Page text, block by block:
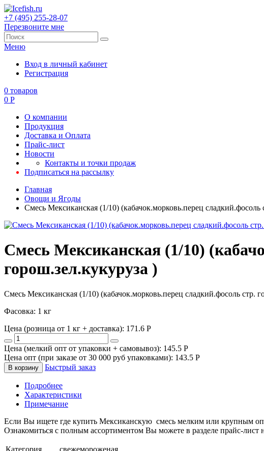
+7 (495) 255-28-07
Перезвоните мне
Меню
Вход в личный кабинет
Регистрация
0 товаров
0 Р
О компании
Продукция
Доставка и Оплата
Прайс-лист
Новости
Контакты и точки продаж
Подписаться на рассылку
Главная
Овощи и Ягоды
Смесь Мексиканская (1/10) (кабачок.морковь.перец сладкий.фосоль
Смесь Мексиканская (1/10)
горош.зел.кукуруза )
Смесь Мексиканская (1/10) (кабачок.морковь.перец сладкий.фосоль стр.
Фасовка: 1 кг
Цена (розница от 1 кг + доставка): 171.6 P
Цена (мелкий опт от упаковки + самовывоз): 145.5 P
Цена опт (при заказе от 30 000 руб упаковками): 143.5 P
В корзину Быстрый заказ
Подробнее
Характеристики
Примечание
Если Вы ищете где купить Мексиканскую смесь мелким или крупным
Ознакомиться с полным ассортиментом Вы можете в разделе прайс-
Категория
свежемороженая